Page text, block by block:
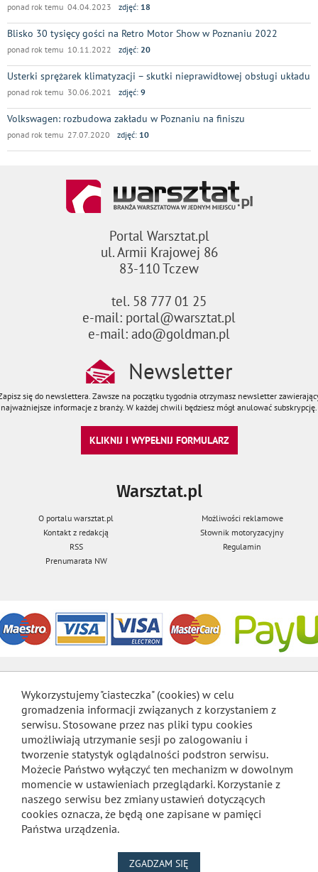
ponad rok temu 04.04.2023 zdjęć: 18
Blisko 30 tysięcy gości na Retro Motor Show w Poznaniu 2022
ponad rok temu 10.11.2022 zdjęć: 20
Usterki sprężarek klimatyzacji – skutki nieprawidłowej obsługi układu
ponad rok temu 30.06.2021 zdjęć: 9
Volkswagen: rozbudowa zakładu w Poznaniu na finiszu
ponad rok temu 27.07.2020 zdjęć: 10
Portal Warsztat.pl
ul. Armii Krajowej 86
83-110 Tczew
tel. 58 777 01 25
e-mail: portal@warsztat.pl
e-mail: ado@goldman.pl
Newsletter
się do newslettera. Zawsze na początku tygodnia otrzymasz newsletter
najważniejsze informacje z branży. W każdej chwili będziesz mógł anulować subskrypcję.
KLIKNIJ I WYPEŁNIJ FORMULARZ
Warsztat.pl
O portalu warsztat.pl
Możliwości reklamowe
Kontakt z redakcją
Słownik motoryzacyjny
RSS
Regulamin
Prenumarata NW
Wykorzystujemy "ciasteczka" (cookies) w celu
gromadzenia informacji związanych z korzystaniem z
serwisu. Stosowane przez nas pliki typu cookies
umożliwiają utrzymanie sesji po zalogowaniu i
tworzenie statystyk oglądalności podstron serwisu.
Możecie Państwo wyłączyć ten mechanizm w dowolnym
momencie w ustawieniach przeglądarki. Korzystanie z
naszego serwisu bez zmiany ustawień dotyczących
cookies oznacza, że będą one zapisane w pamięci
Państwa urządzenia.
ZGADZAM SIĘ